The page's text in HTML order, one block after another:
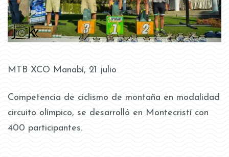
MTB XCO Manabí, 21 julio
Competencia de ciclismo de montaña en modalidad
circuito olímpico, se desarrolló en Montecristí con
400 participantes.